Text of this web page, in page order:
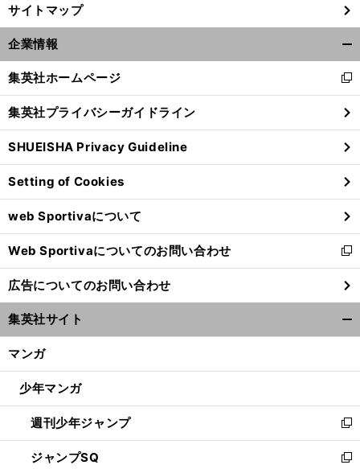
サイトマップ
企業情報
閉
る
集英社ホームページ
新
し
い
ウ
ィ
ン
ド
ウ
で
開
く
集英社プライバシーガイドライン
SHUEISHA Privacy Guideline
Setting of Cookies
web Sportivaについて
Web Sportivaについてのお問い合わせ
新
し
い
ウ
ィ
ン
ウ
開
く
広告についてのお問い合わせ
集英社サイト
マンガ
少年マンガ
週刊少年ジャンプ
新
し
い
ジャンプSQ
新